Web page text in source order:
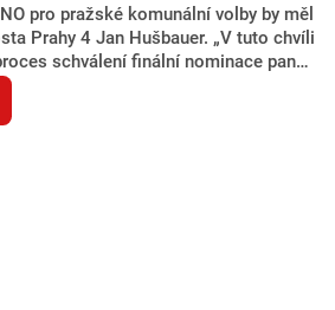
pro pražské komunální volby by měl
Prahy 4 Jan Hušbauer. „V tuto chvíli
schválení finální nominace pana
Výborem hnutí ANO,“ uvedl pro
pražského ANO Martin
se spekulovalo jako o